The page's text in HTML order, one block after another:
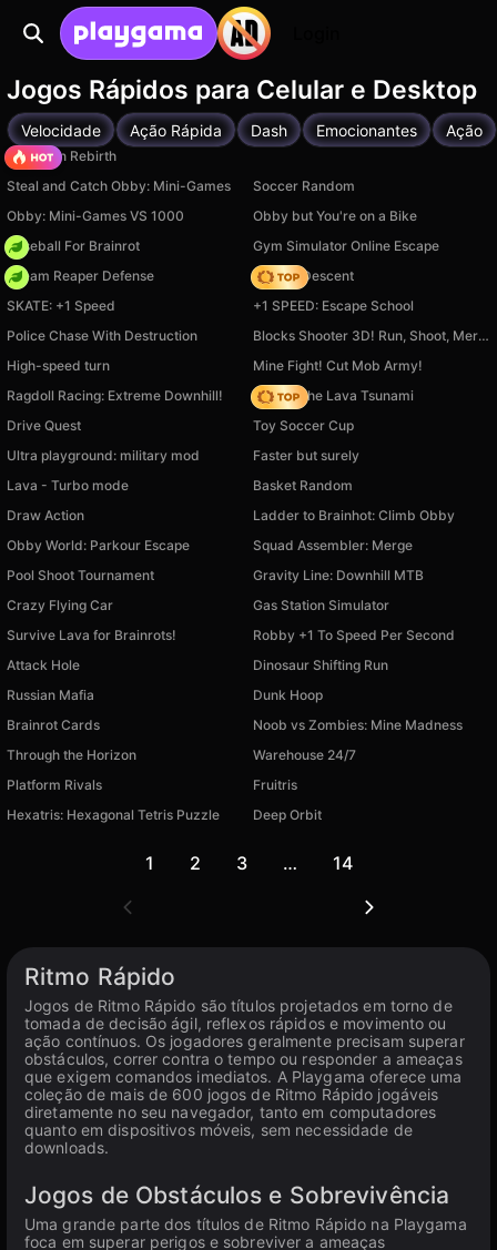
Jogos Rápidos para Celular e Desktop
Velocidade Ação Rápida Dash Emocionantes Ação
Stickman Rebirth
Steal and Catch Obby: Mini-Games
Soccer Random
Obby: Mini-Games VS 1000
Obby but You're on a Bike
Baseball For Brainrot
Gym Simulator Online Escape
Dream Reaper Defense
Deadly Descent
SKATE: +1 Speed
+1 SPEED: Escape School
Police Chase With Destruction
Blocks Shooter 3D! Run, Shoot, Merge Weapons!
High-speed turn
Mine Fight! Cut Mob Army!
Ragdoll Racing: Extreme Downhill!
Robby The Lava Tsunami
Drive Quest
Toy Soccer Cup
Ultra playground: military mod
Faster but surely
Lava - Turbo mode
Basket Random
Draw Action
Ladder to Brainhot: Climb Obby
Obby World: Parkour Escape
Squad Assembler: Merge
Pool Shoot Tournament
Gravity Line: Downhill MTB
Crazy Flying Car
Gas Station Simulator
Survive Lava for Brainrots!
Robby +1 To Speed Per Second
Attack Hole
Dinosaur Shifting Run
Russian Mafia
Dunk Hoop
Brainrot Cards
Noob vs Zombies: Mine Madness
Through the Horizon
Warehouse 24/7
Platform Rivals
Fruitris
Hexatris: Hexagonal Tetris Puzzle
Deep Orbit
1 2 3 … 14
Ritmo Rápido
Jogos de Ritmo Rápido são títulos projetados em torno de
tomada de decisão ágil, reflexos rápidos e movimento ou
ação contínuos. Os jogadores geralmente precisam superar
obstáculos, correr contra o tempo ou responder a ameaças
que exigem comandos imediatos. A Playgama oferece uma
coleção de mais de 600 jogos de Ritmo Rápido jogáveis
diretamente no seu navegador, tanto em computadores
quanto em dispositivos móveis, sem necessidade de
downloads.
Jogos de Obstáculos e Sobrevivência
Uma grande parte dos títulos de Ritmo Rápido na Playgama
foca em superar perigos e sobreviver a ameaças